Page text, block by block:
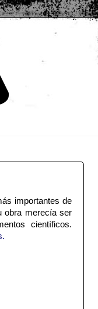
importantes de
obra merecía ser
científicos.